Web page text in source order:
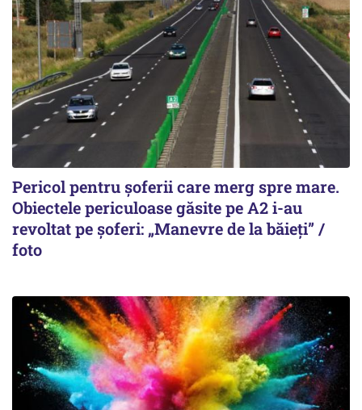
Pericol pentru șoferii care merg spre mare.
Obiectele periculoase găsite pe A2 i-au
revoltat pe șoferi: „Manevre de la băieți” /
foto